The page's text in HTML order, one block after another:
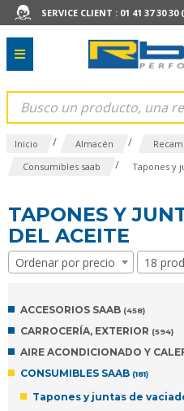
SERVICE CLIENT : 01 41 37 30 30
Inicio / Almacén /
Consumibles saab / Tapones y
TAPONES Y
DEL ACEITE
Ordenar por precio 18
ACCESORIOS SAAB (458)
CARROCERÍA, EXTERIOR (594)
AIRE ACONDICIONADO Y
CONSUMIBLES SAAB (181)
Tapones y juntas de